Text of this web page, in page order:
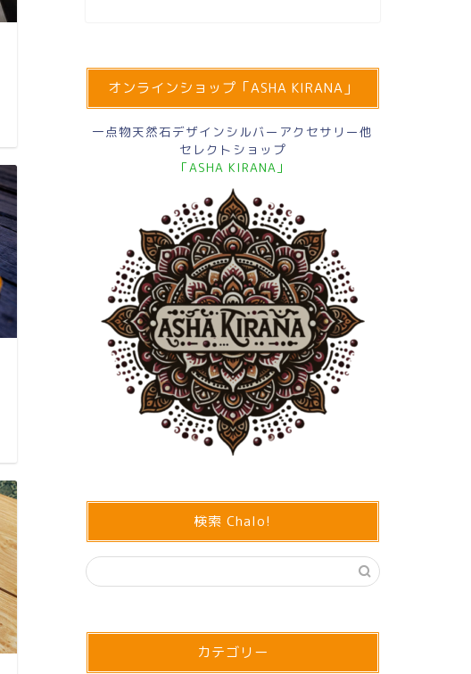
セレクトショップ"ASHA KIRANA"の
ご紹介【天然石シルバーアクセサリ
ー】【インド・ネパール一点物】
06/29/2024
現地でネパール版そばがき「ディ
ド」を食べてきた！本場の味の食レ
ポとおすすめレストランをご紹介！
【カトマンズ・ネパール】
インド文化
オンラインショップ「ASHA KIRANA」
一点物天然石デザインシルバーアクセサリー他
セレクトショップ
「ASHA KIRANA」
検索 Chalo!
カテゴリー